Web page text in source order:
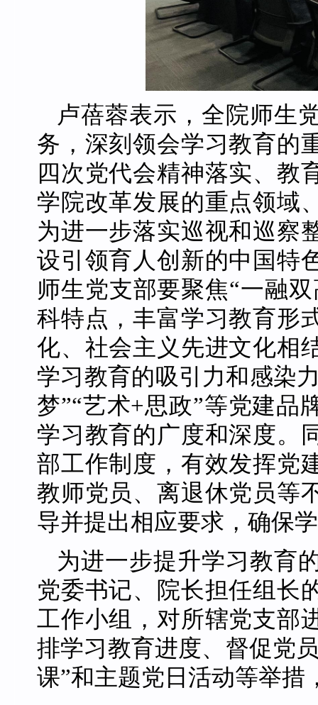
卢蓓蓉表示，全院师生
务，深刻领会学习教育的
四次党代会精神落实、教
学院改革发展的重点领域
为进一步落实巡视和巡察
设引领育人创新的中国特
师生党支部要聚焦“一融
科特点，丰富学习教育形
化、社会主义先进文化相
学习教育的吸引力和感染
梦”“艺术+思政”等党建品
学习教育的广度和深度。
部工作制度，有效发挥党
教师党员、离退休党员等
导并提出相应要求，确保
为进一步提升学习教育
党委书记、院长担任组长
工作小组，对所辖党支部
排学习教育进度、督促党
课”和主题党日活动等举措